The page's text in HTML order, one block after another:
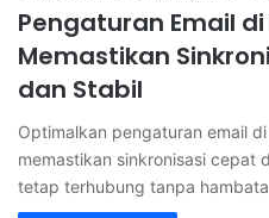
Pengaturan Email
Memastikan
dan Stabil
Optimalkan pengaturan email
memastikan sinkronisasi cepat
tetap terhubung tanpa